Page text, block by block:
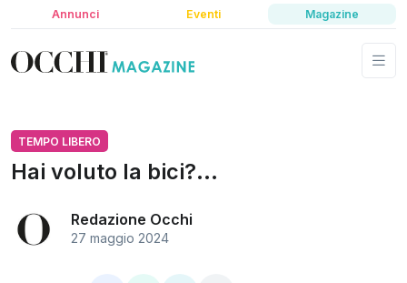
Annunci Eventi Magazine
TEMPO LIBERO
Hai voluto la bici?...
Redazione Occhi
27 maggio 2024